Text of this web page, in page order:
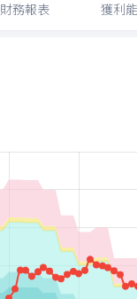
財務報表 獲利